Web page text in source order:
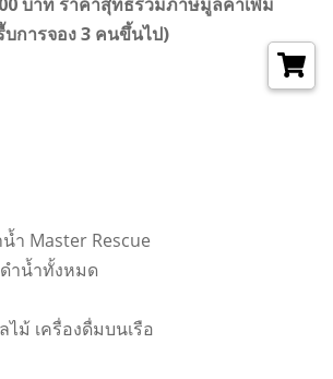
บาท ราคาสุทธิรวมภาษีมูลค่าเพิ่ม
บการจอง 3 คนขึ้นไป)
ำ Master Rescue
ำน้ำทั้งหมด
ม้ เครื่องดื่มบนเรือ